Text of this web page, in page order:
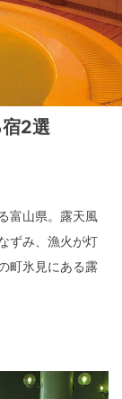
2選
富山県。露天風
ずみ、漁火が灯
町氷見にある露